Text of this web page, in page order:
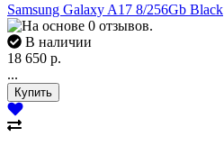
Samsung Galaxy A17 8/256Gb Black
В наличии
18 650 р.
...